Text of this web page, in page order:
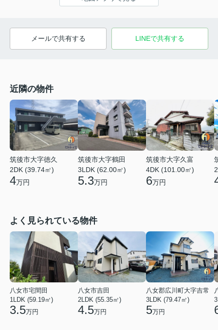
メールで共有する LINEで共有する
近隣の物件
筑後市大字徳久
2DK (39.74㎡)
4万円
筑後市大字鶴田
3LDK (62.00㎡)
5.3万円
筑後市大字久富
4DK (101.00㎡)
6万円
よく見られている物件
八女市宅間田
1LDK (59.19㎡)
3.5万円
八女市吉田
2LDK (55.35㎡)
4.5万円
八女郡広川町大字吉常
3LDK (79.47㎡)
5万円